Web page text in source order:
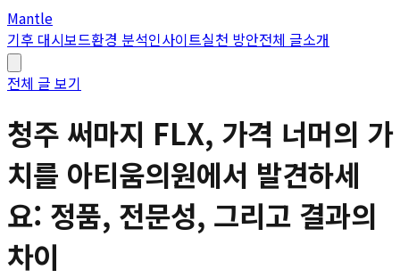
Mantle
기후 대시보드환경 분석인사이트실천 방안전체 글소개
전체 글 보기
청주 써마지 FLX, 가격 너머의 가
치를 아티움의원에서 발견하세
요: 정품, 전문성, 그리고 결과의
차이